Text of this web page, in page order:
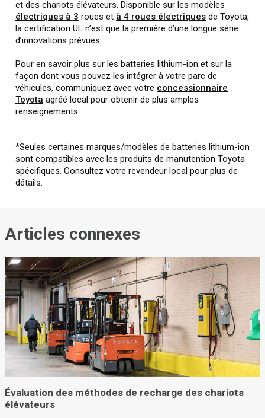
et des chariots élévateurs. Disponible sur les modèles
électriques à 3 roues et à 4 roues électriques de Toyota,
la certification UL n’est que la première d’une longue série
d’innovations prévues.
Pour en savoir plus sur les batteries lithium-ion et sur la
façon dont vous pouvez les intégrer à votre parc de
véhicules, communiquez avec votre concessionnaire
Toyota agréé local pour obtenir de plus amples
renseignements.
*Seules certaines marques/modèles de batteries lithium-ion
sont compatibles avec les produits de manutention Toyota
spécifiques. Consultez votre revendeur local pour plus de
détails.
Articles connexes
Évaluation des méthodes de recharge des chariots
élévateurs